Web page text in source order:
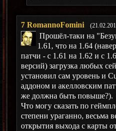
7 RomannoFomini
Прошёл-таки на
1.61, что на 1.64
патчи - с 1.61 на 1.62 и с
версий) загрузка любых
установил сам уровень и
аддоном и акелловским
же должна быть повыше?).
Что могу сказать по
степени ураганно, весьма
открытия выхода с карты